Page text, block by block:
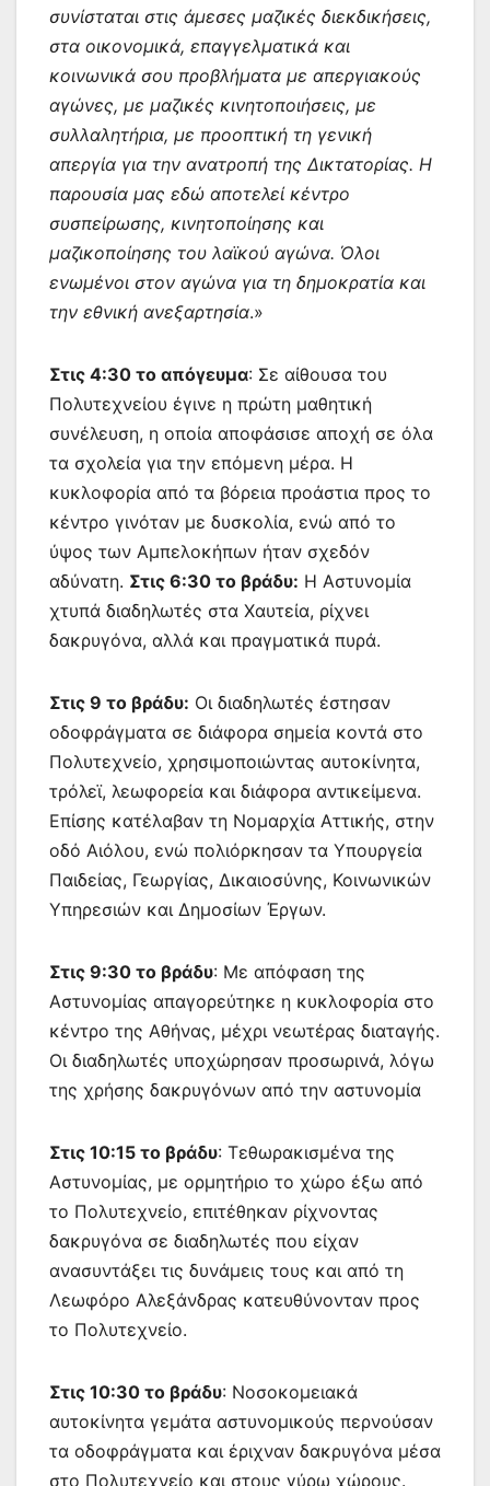
συνίσταται στις άμεσες μαζικές διεκδικήσεις,
στα οικονομικά, επαγγελματικά και
κοινωνικά σου προβλήματα με απεργιακούς
αγώνες, με μαζικές κινητοποιήσεις, με
συλλαλητήρια, με προοπτική τη γενική
απεργία για την ανατροπή της Δικτατορίας. Η
παρουσία μας εδώ αποτελεί κέντρο
συσπείρωσης, κινητοποίησης και
μαζικοποίησης του λαϊκού αγώνα. Όλοι
ενωμένοι στον αγώνα για τη δημοκρατία και
την εθνική ανεξαρτησία.»
Στις 4:30 το απόγευμα: Σε αίθουσα του
Πολυτεχνείου έγινε η πρώτη μαθητική
συνέλευση, η οποία αποφάσισε αποχή σε όλα
τα σχολεία για την επόμενη μέρα. Η
κυκλοφορία από τα βόρεια προάστια προς το
κέντρο γινόταν με δυσκολία, ενώ από το
ύψος των Αμπελοκήπων ήταν σχεδόν
αδύνατη. Στις 6:30 το βράδυ: Η Αστυνομία
χτυπά διαδηλωτές στα Χαυτεία, ρίχνει
δακρυγόνα, αλλά και πραγματικά πυρά.
Στις 9 το βράδυ: Οι διαδηλωτές έστησαν
οδοφράγματα σε διάφορα σημεία κοντά στο
Πολυτεχνείο, χρησιμοποιώντας αυτοκίνητα,
τρόλεϊ, λεωφορεία και διάφορα αντικείμενα.
Επίσης κατέλαβαν τη Νομαρχία Αττικής, στην
οδό Αιόλου, ενώ πολιόρκησαν τα Υπουργεία
Παιδείας, Γεωργίας, Δικαιοσύνης, Κοινωνικών
Υπηρεσιών και Δημοσίων Έργων.
Στις 9:30 το βράδυ: Με απόφαση της
Αστυνομίας απαγορεύτηκε η κυκλοφορία στο
κέντρο της Αθήνας, μέχρι νεωτέρας διαταγής.
Οι διαδηλωτές υποχώρησαν προσωρινά, λόγω
της χρήσης δακρυγόνων από την αστυνομία
Στις 10:15 το βράδυ: Τεθωρακισμένα της
Αστυνομίας, με ορμητήριο το χώρο έξω από
το Πολυτεχνείο, επιτέθηκαν ρίχνοντας
δακρυγόνα σε διαδηλωτές που είχαν
ανασυντάξει τις δυνάμεις τους και από τη
Λεωφόρο Αλεξάνδρας κατευθύνονταν προς
το Πολυτεχνείο.
Στις 10:30 το βράδυ: Νοσοκομειακά
αυτοκίνητα γεμάτα αστυνομικούς περνούσαν
τα οδοφράγματα και έριχναν δακρυγόνα μέσα
στο Πολυτεχνείο και στους γύρω χώρους.